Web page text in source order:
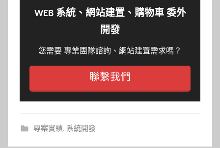
WEB 系統、網站建置、購物車 委外
開發
您需要 專業團隊諮詢、網站建置需求嗎？
聯繫我們
專案實績, 系統開發